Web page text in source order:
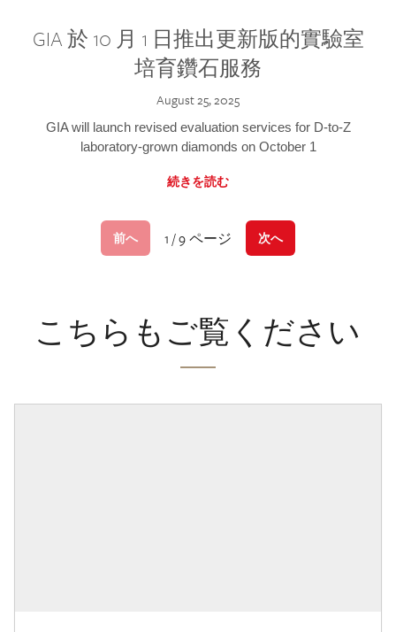
GIA 於 10 月 1 日推出更新版的實驗室
培育鑽石服務
August 25, 2025
GIA will launch revised evaluation services for D-to-Z
laboratory-grown diamonds on October 1
続きを読む
前へ 1 / 9 ページ 次へ
こちらもご覧ください